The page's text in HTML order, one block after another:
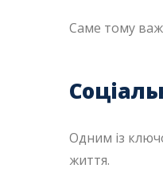
Саме тому
Одним із
життя.